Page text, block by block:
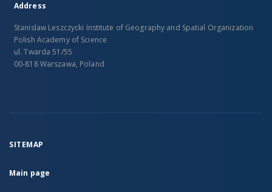
Address
Stanislaw Leszczycki Institute of Geography and Spatial Organization
Polish Academy of Science
ul. Twarda 51/55
00-818 Warszawa, Poland
SITEMAP
Main page